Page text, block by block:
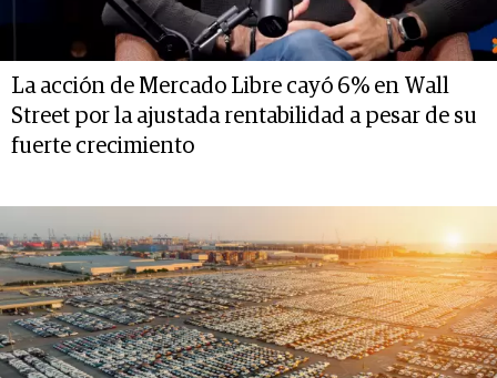
La acción de Mercado Libre cayó 6% en Wall
Street por la ajustada rentabilidad a pesar de su
fuerte crecimiento